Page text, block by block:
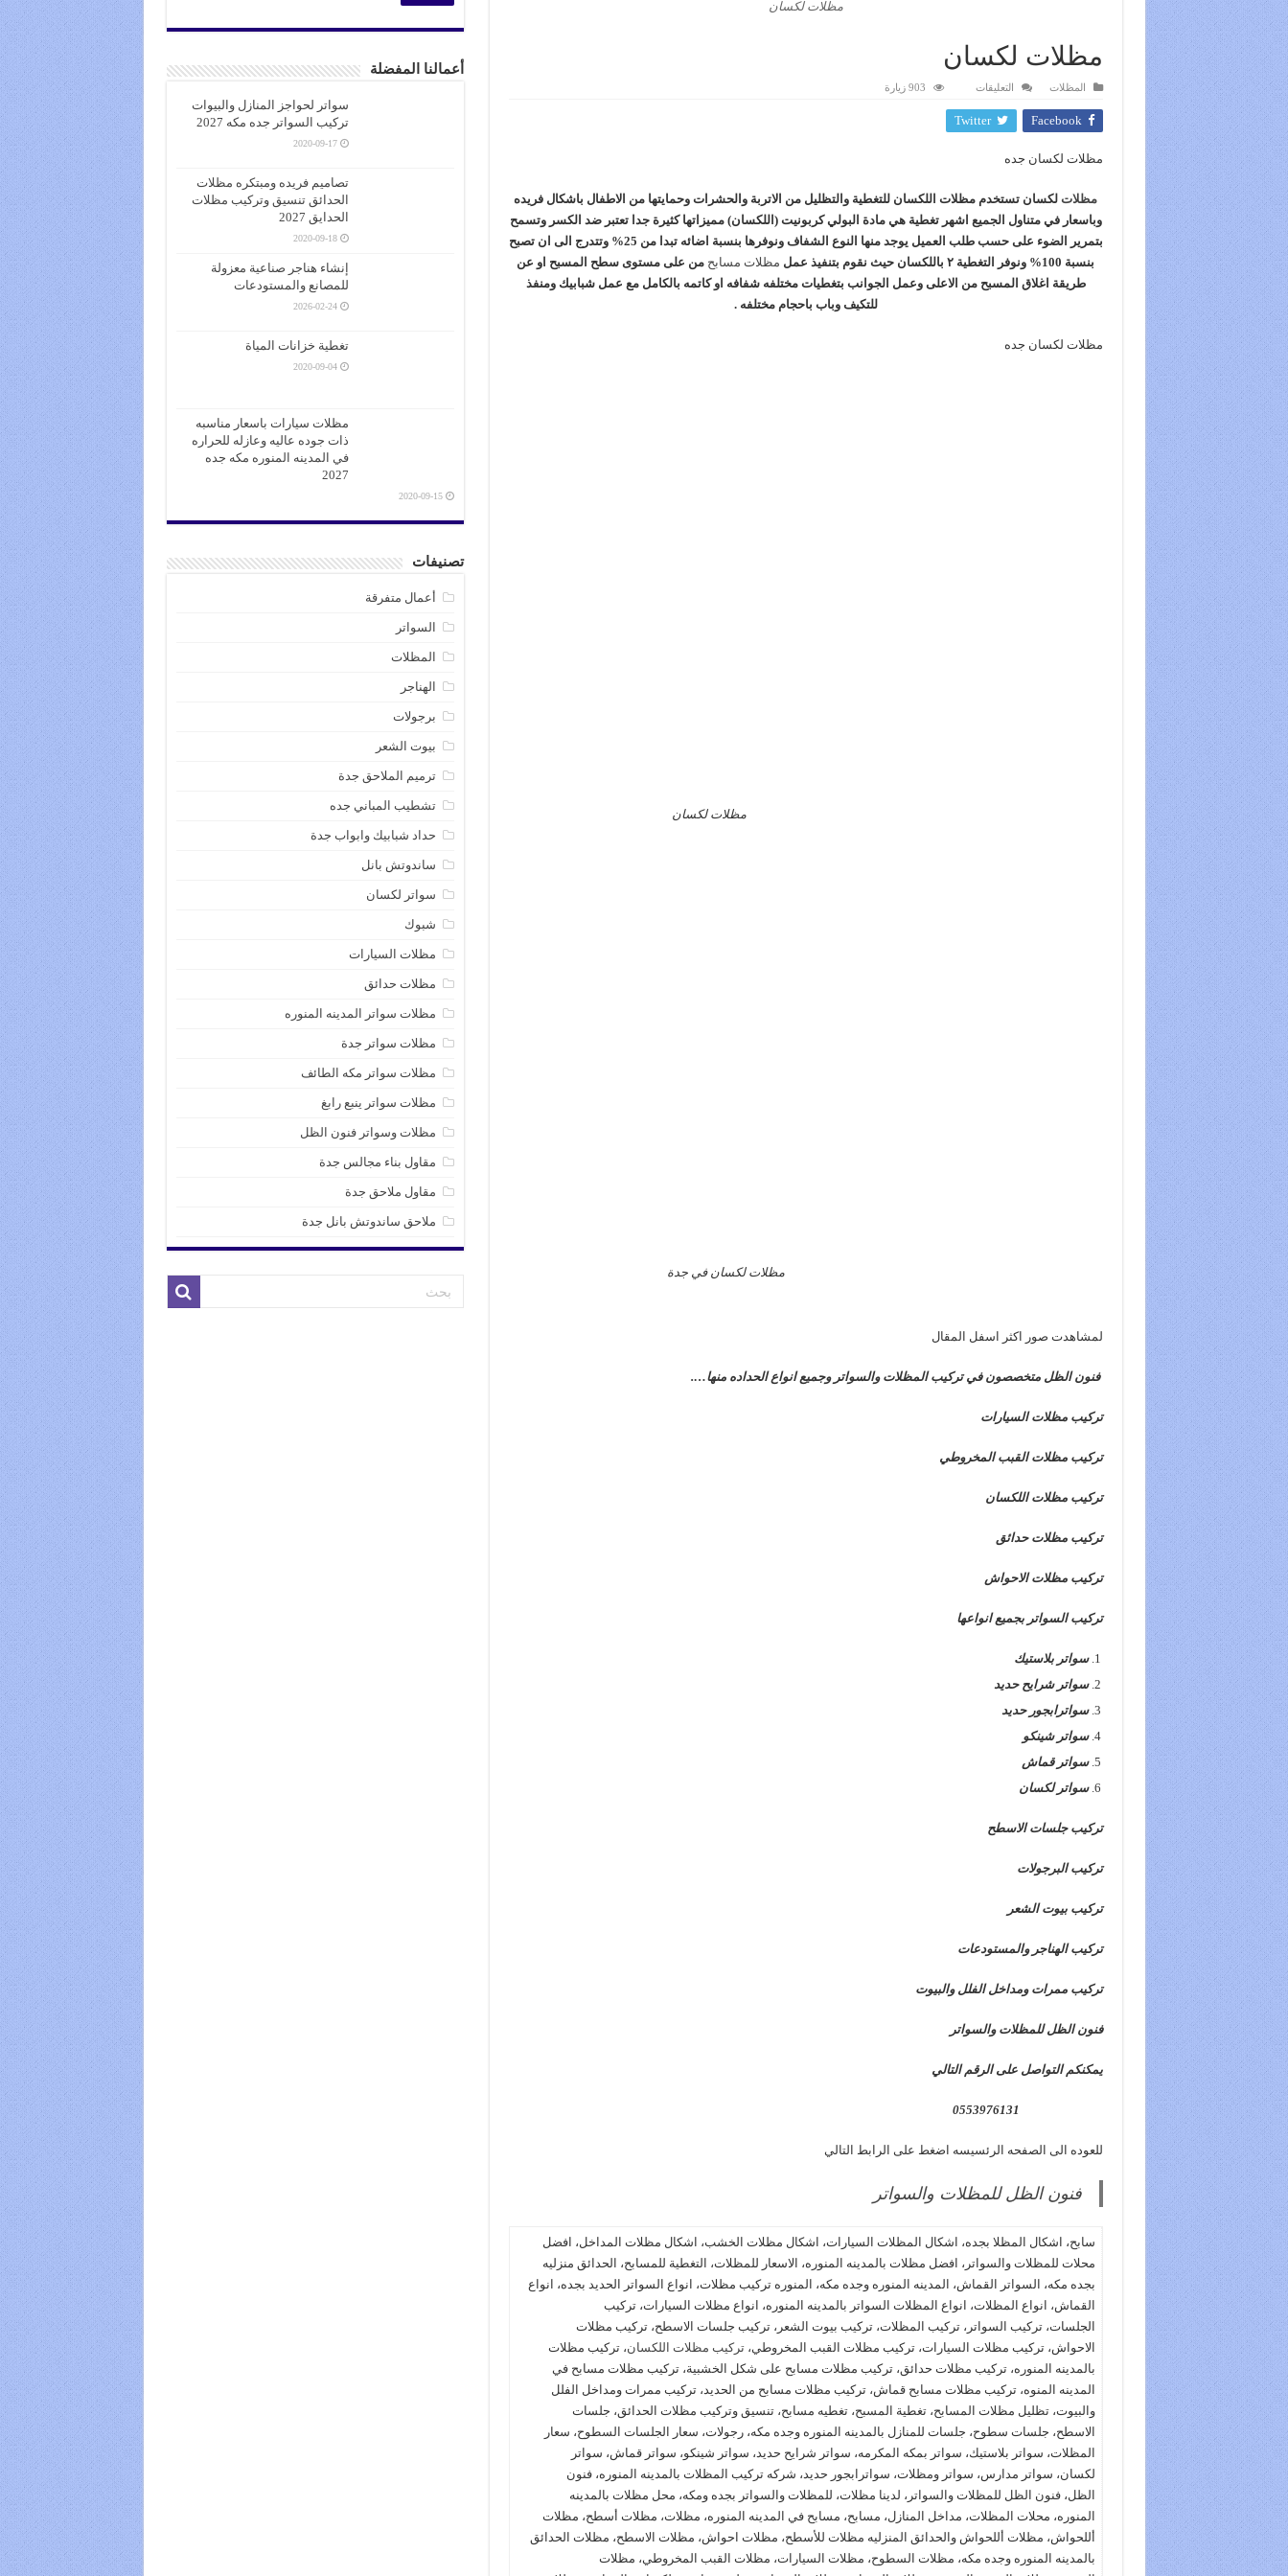
مظلات لكسان
مظلات لكسان
المظلات التعليقات
لكسان
مغلقة
903 زيارة
Facebook
Twitter
مظلات لكسان جده
مظلات لكسان تستخدم مظلات اللكسان للتغطية والتظليل من الاتربة والحشرات وحمايتها من الاطفال باشكال فريده
وباسعار في متناول الجميع اشهر تغطية هي مادة البولي كربونيت (اللكسان) مميزاتها كثيرة جدا تعتبر ضد الكسر وتسمح
بتمرير الضوء على حسب طلب العميل يوجد منها النوع الشفاف ونوفرها بنسبة اضائه تبدا من 25% وتتدرج الى ان تصبح
بنسبة 100% ونوفر التغطية ٢ باللكسان حيث نقوم بتنفيذ عمل
مظلات مسابح من على مستوى سطح المسبح او عن
طريقة اغلاق المسبح من الاعلى وعمل الجوانب بتغطيات مختلفه شفافه او كاتمه بالكامل مع عمل شبابيك ومنفذ
للتكيف وباب باحجام مختلفه .
مظلات لكسان جده
مظلات لكسان
مظلات لكسان في جدة
لمشاهدت صور اكثر اسفل المقال
فنون الظل متخصصون في تركيب المظلات والسواتر وجميع انواع الحداده منها….
تركيب مظلات السيارات
تركيب مظلات القبب المخروطي
تركيب مظلات اللكسان
تركيب مظلات حدائق
تركيب مظلات الاحواش
تركيب السواتر بجميع انواعها
سواتر بلاستيك
سواتر شرايح حديد
سواترابجور حديد
سواتر شينكو
سواتر قماش
سواتر لكسان
تركيب جلسات الاسطح
تركيب البرجولات
تركيب بيوت الشعر
تركيب الهناجر والمستودعات
تركيب ممرات ومداخل الفلل والبيوت
فنون الظل للمظلات والسواتر
يمكنكم التواصل على الرقم التالي
للعوده الى الصفحه الرئسيسه اضغط على الرابط التالي
فنون الظل للمظلات والسواتر
سابح، اشكال المظلا بجده، اشكال المظلات السيارات، اشكال مظلات الخشب، اشكال مظلات المداخل، افضل
محلات للمظلات والسواتر، افضل مظلات بالمدينه المنوره، الاسعار للمظلات، التغطية للمسابح، الحدائق منزليه
بجده مكه، السواتر القماش، المدينه المنوره وجده مكه، المنوره تركيب مظلات، انواع السواتر الحديد بجده، انواع
القماش، انواع المظلات، انواع المظلات السواتر بالمدينه المنوره، انواع مظلات السيارات، تركيب
الجلسات، تركيب السواتر، تركيب المظلات، تركيب بيوت الشعر، تركيب جلسات الاسطح، تركيب مظلات
الاحواش، تركيب مظلات السيارات، تركيب مظلات القبب المخروطي، تركيب مظلات اللكسان، تركيب مظلات
بالمدينه المنوره، تركيب مظلات حدائق، تركيب مظلات مسابح على شكل الخشبية، تركيب مظلات مسابح في
المدينه المنوه، تركيب مظلات مسابح قماش، تركيب مظلات مسابح من الحديد، تركيب ممرات ومداخل الفلل
والبيوت، تظليل مظلات المسابح، تغطية المسبح، تغطيه مسابح، تنسيق وتركيب مظلات الحدائق، جلسات
الاسطح، جلسات سطوح، جلسات للمنازل بالمدينه المنوره وجده مكه، رجولات، سعار الجلسات السطوح، سعار
المظلات، سواتر بلاستيك، سواتر بمكه المكرمه، سواتر شرايح حديد، سواتر شينكو، سواتر قماش، سواتر
لكسان، سواتر مدارس، سواتر ومظلات، سواترابجور حديد، شركه تركيب المظلات بالمدينه المنوره، فنون
الظل، فنون الظل للمظلات والسواتر، لدينا مظلات، للمظلات والسواتر بجده ومكه، محل مظلات بالمدينه
المنوره، محلات المظلات، مداخل المنازل، مسابح، مسابح في المدينه المنوره، مظلات، مظلات أسطح، مظلات
أللحواش، مظلات أللحواش والحدائق المنزليه مظلات للأسطح، مظلات احواش، مظلات الاسطح، مظلات الحدائق
بالمدينه المنوره وجده مكه، مظلات السطوح، مظلات السيارات، مظلات القبب المخروطي، مظلات
أعمالنا المفضلة
سواتر لحواجز المنازل والبيوات
تركيب السواتر جده مكه 2027
2020-09-17
تصاميم فريده ومبتكره مظلات
الحدائق تنسيق وتركيب مظلات
الحدايق 2027
2020-09-18
إنشاء هناجر صناعية معزولة
للمصانع والمستودعات
2026-02-24
تغطية خزانات المياة
2020-09-04
مظلات سيارات باسعار مناسبه
ذات جوده عاليه وعازله للحراره
في المدينه المنوره مكه جده
2027
2020-09-15
تصنيفات
أعمال متفرقة
السواتر
المظلات
الهناجر
برجولات
بيوت الشعر
ترميم الملاحق جدة
تشطيب المباني جده
حداد شبابيك وابواب جدة
ساندوتش بانل
سواتر لكسان
شبوك
مظلات السيارات
مظلات حدائق
مظلات سواتر المدينه المنوره
مظلات سواتر جدة
مظلات سواتر مكه الطائف
مظلات سواتر ينبع رابغ
مظلات وسواتر فنون الظل
مقاول بناء مجالس جدة
مقاول ملاحق جدة
ملاحق ساندوتش بانل جدة